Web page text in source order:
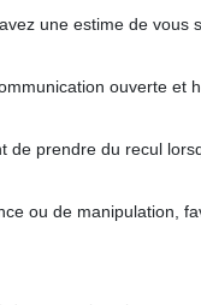
une estime de vous
ouverte et
de prendre du recul
ou de manipulation,